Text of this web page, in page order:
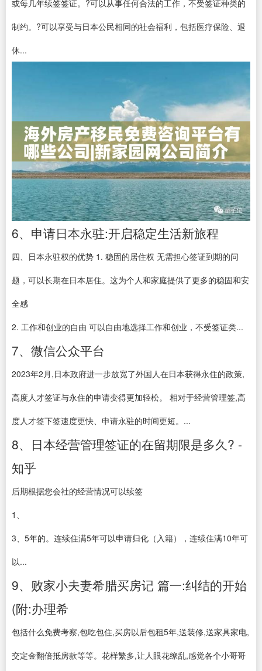
或每几年续签签证。?可以从事任何合法的工作，不受签证种类的
制约。?可以享受与日本公民相同的社会福利，包括医疗保险、退
休...
6、申请日本永驻:开启稳定生活新旅程
四、日本永驻权的优势 1. 稳固的居住权 无需担心签证到期的问
题，可以长期在日本居住。这为个人和家庭提供了更多的稳固和安
全感
2. 工作和创业的自由 可以自由地选择工作和创业，不受签证类...
7、微信公众平台
2023年2月,日本政府进一步放宽了外国人在日本获得永住的政策,
高度人才签证与永住的申请变得更加轻松。 相对于经营管理签,高
度人才签下签速度更快、申请永驻的时间更短。...
8、日本经营管理签证的在留期限是多久? -
知乎
后期根据您会社的经营情况可以续签
1、
3、5年的。连续住满5年可以申请归化（入籍），连续住满10年可
以...
9、败家小夫妻希腊买房记 篇一:纠结的开始
(附:办理希
包括什么免费考察,包吃包住,买房以后包租5年,送装修,送家具家电,
交定金翻倍抵房款等等。花样繁多,让人眼花缭乱,感觉各个小哥哥